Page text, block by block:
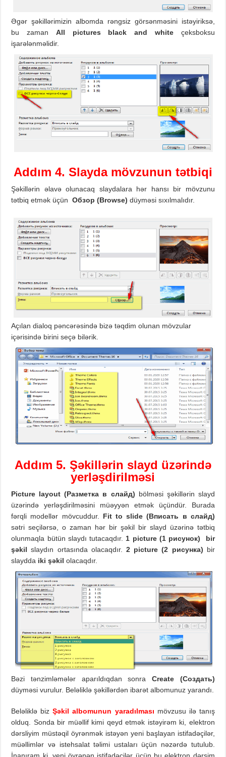
Əgər şəkillərimizin albomda rəngsiz görsənməsini istəyiriksə,
bu zaman All pictures black and white çeksboksu
işarələnməlidir.
Addım 4. Slayda mövzunun tətbiqi
Şəkillərin əlavə olunacaq slaydalara hər hansı bir mövzunu
tətbiq etmək üçünОбзор (Browse)düyməsi sıxılmalıdır.
Açılan dialoq pəncərəsində bizə təqdim olunan mövzular
içərisində birini seçə bilərik.
Addım 5. Şəkillərin slayd üzərində
yerləşdirilməsi
Picture layout (Разметка в слайд) bölməsi şəkillərin slayd
üzərində yerləşdirilməsini müəyyən etmək üçündür. Burada
fərqli modellər mövcuddur. Fit to slide (Вписать в слайд)
sətri seçilərsə, o zaman hər bir şəkil bir slayd üzərinə tətbiq
olunmaqla bütün slaydı tutacaqdır.1 picture (1 рисунок)
bir
şəkilslaydın ortasında olacaqdır.2 picture(2 рисункa) bir
slaydda iki şəkilolacaqdır.
Bəzi tənzimləmələr aparıldıqdan sonraCreate (Создать)
düyməsi vurulur. Beləliklə şəkillərdən ibarət albomunuz yarandı.
Beləliklə bizŞəkil albomunun yaradılması mövzusu ilə tanış
olduq. Sonda bir müəllif kimi qeyd etmək istəyirəm ki, elektron
dərsliyim müstəqil öyrənmək istəyən yeni başlayan istifadəçilər,
müəllimlər və istehsalat təlimi ustaları üçün nəzərdə tutulub.